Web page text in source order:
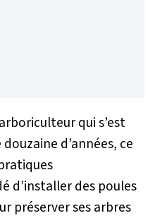
qui s’est
d’années, ce
d’installer des poules
préserver ses arbres